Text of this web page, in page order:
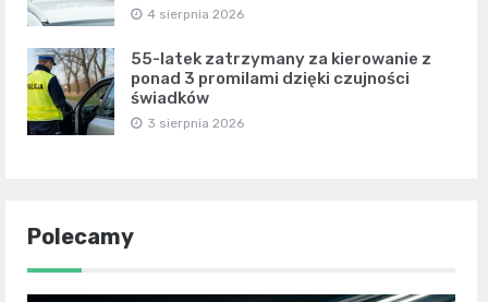
4 sierpnia 2026
55-latek zatrzymany za kierowanie z
ponad 3 promilami dzięki czujności
świadków
3 sierpnia 2026
Polecamy